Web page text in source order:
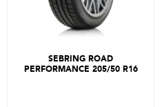
SEBRING ROAD
PERFORMANCE 205/50 R16